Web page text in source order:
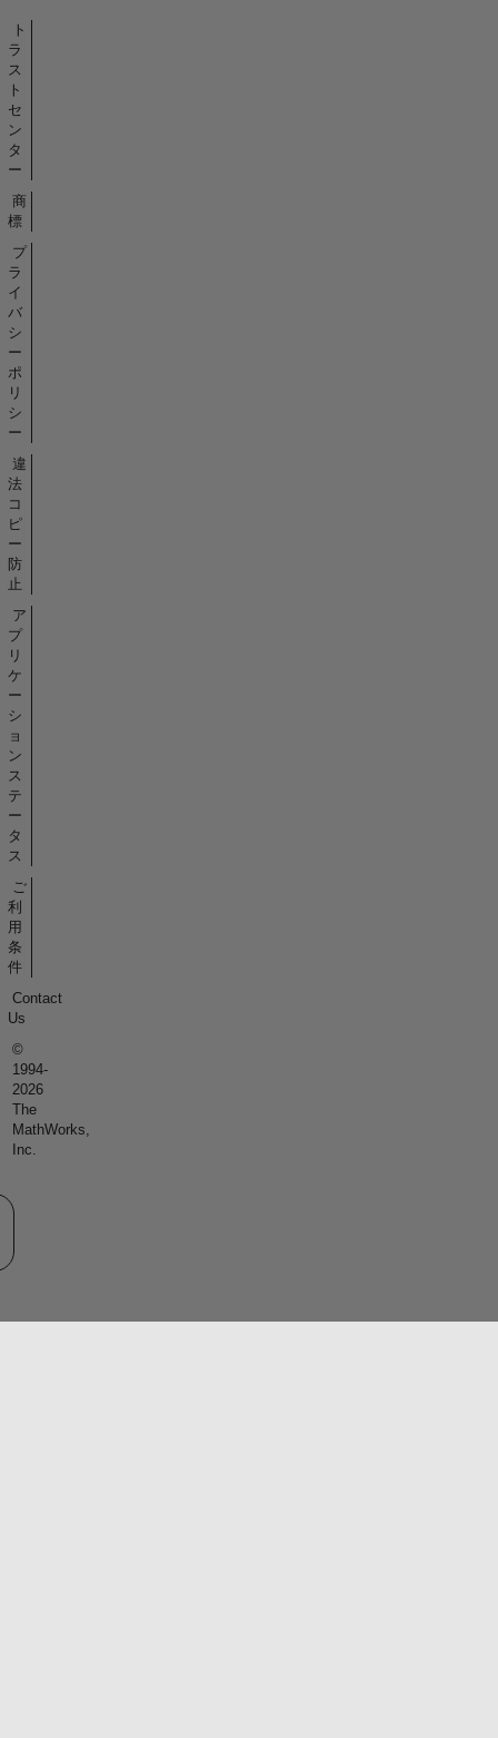
ト
ラ
ス
ト
セ
ン
タ
ー
商
標
プ
ラ
イ
バ
シ
ー
ポ
リ
シ
ー
違
法
コ
ピ
ー
防
止
ア
プ
リ
ケ
ー
シ
ョ
ン
ス
テ
ー
タ
ス
ご
利
用
条
件
Contact
Us
©
1994-
2026
The
MathWorks,
Inc.
サイトの選択